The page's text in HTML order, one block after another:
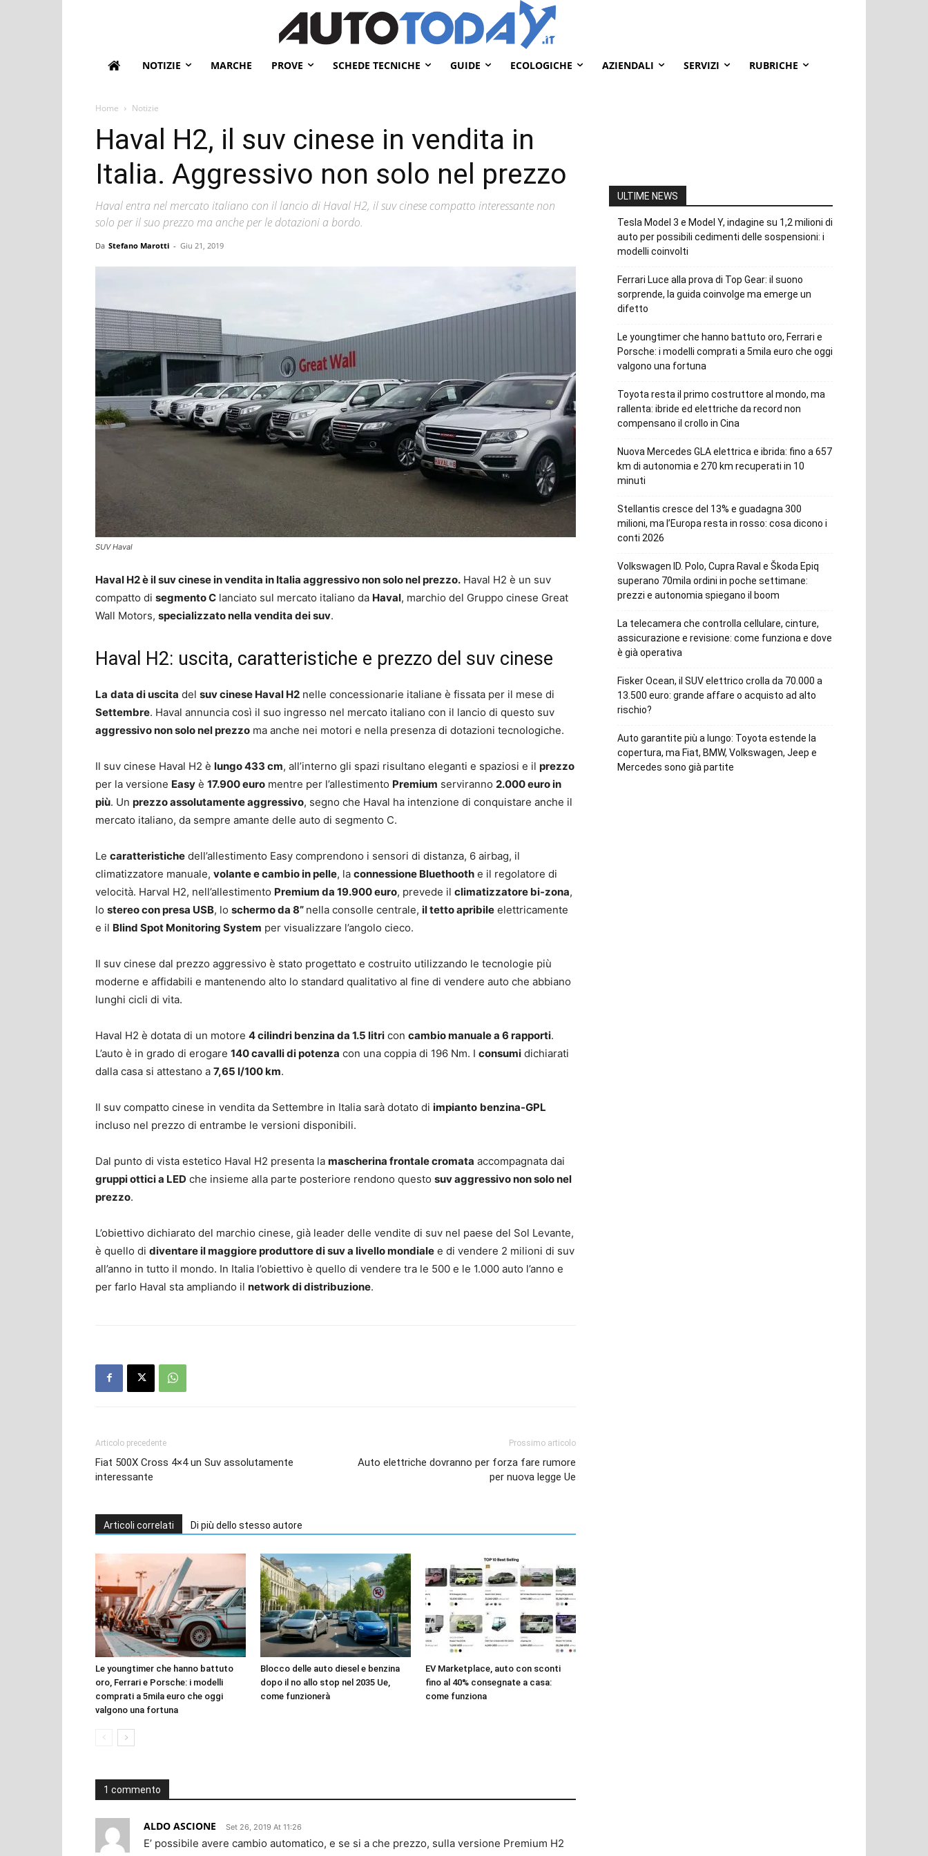
NOTIZIE MARCHE PROVE SCHEDE TECNICHE GUIDE ECOLOGICHE AZIENDALI SERVIZI RUBRICHE
Home Notizie
Haval H2, il suv cinese in vendita in
Italia. Aggressivo non solo nel prezzo
Haval entra nel mercato italiano con il lancio di Haval H2, il suv cinese compatto interessante non
solo per il suo prezzo ma anche per le dotazioni a bordo.
Da Stefano Marotti - Giu 21, 2019
SUV Haval
Haval H2 è il suv cinese in vendita in Italia aggressivo non solo nel prezzo. Haval H2 è un suv
compatto di segmento C lanciato sul mercato italiano da Haval, marchio del Gruppo cinese Great
Wall Motors, specializzato nella vendita dei suv.
Haval H2: uscita, caratteristiche e prezzo del suv cinese
La data di uscita del suv cinese Haval H2 nelle concessionarie italiane è fissata per il mese di
Settembre. Haval annuncia così il suo ingresso nel mercato italiano con il lancio di questo suv
aggressivo non solo nel prezzo ma anche nei motori e nella presenza di dotazioni tecnologiche.
Il suv cinese Haval H2 è lungo 433 cm, all’interno gli spazi risultano eleganti e spaziosi e il prezzo
per la versione Easy è 17.900 euro mentre per l’allestimento Premium serviranno 2.000 euro in
più. Un prezzo assolutamente aggressivo, segno che Haval ha intenzione di conquistare anche il
mercato italiano, da sempre amante delle auto di segmento C.
Le caratteristiche dell’allestimento Easy comprendono i sensori di distanza, 6 airbag, il
climatizzatore manuale, volante e cambio in pelle, la connessione Bluethooth e il regolatore di
velocità. Harval H2, nell’allestimento Premium da 19.900 euro, prevede il climatizzatore bi-zona,
lo stereo con presa USB, lo schermo da 8” nella consolle centrale, il tetto apribile elettricamente
e il Blind Spot Monitoring System per visualizzare l’angolo cieco.
Il suv cinese dal prezzo aggressivo è stato progettato e costruito utilizzando le tecnologie più
moderne e affidabili e mantenendo alto lo standard qualitativo al fine di vendere auto che abbiano
lunghi cicli di vita.
Haval H2 è dotata di un motore 4 cilindri benzina da 1.5 litri con cambio manuale a 6 rapporti.
L’auto è in grado di erogare 140 cavalli di potenza con una coppia di 196 Nm. I consumi dichiarati
dalla casa si attestano a 7,65 l/100 km.
Il suv compatto cinese in vendita da Settembre in Italia sarà dotato di impianto benzina-GPL
incluso nel prezzo di entrambe le versioni disponibili.
Dal punto di vista estetico Haval H2 presenta la mascherina frontale cromata accompagnata dai
gruppi ottici a LED che insieme alla parte posteriore rendono questo suv aggressivo non solo nel
prezzo.
L’obiettivo dichiarato del marchio cinese, già leader delle vendite di suv nel paese del Sol Levante,
è quello di diventare il maggiore produttore di suv a livello mondiale e di vendere 2 milioni di suv
all’anno in tutto il mondo. In Italia l’obiettivo è quello di vendere tra le 500 e le 1.000 auto l’anno e
per farlo Haval sta ampliando il network di distribuzione.
Articolo precedente
Fiat 500X Cross 4×4 un Suv assolutamente
interessante
Prossimo articolo
Auto elettriche dovranno per forza fare rumore
per nuova legge Ue
Articoli correlati Di più dello stesso autore
Le youngtimer che hanno battuto
oro, Ferrari e Porsche: i modelli
comprati a 5mila euro che oggi
valgono una fortuna
Blocco delle auto diesel e benzina
dopo il no allo stop nel 2035 Ue,
come funzionerà
EV Marketplace, auto con sconti
fino al 40% consegnate a casa:
come funziona
1 commento
ALDO ASCIONE Set 26, 2019 At 11:26
E’ possibile avere cambio automatico, e se si a che prezzo, sulla versione Premium H2
ULTIME NEWS
Tesla Model 3 e Model Y, indagine su 1,2 milioni di
auto per possibili cedimenti delle sospensioni: i
modelli coinvolti
Ferrari Luce alla prova di Top Gear: il suono
sorprende, la guida coinvolge ma emerge un
difetto
Le youngtimer che hanno battuto oro, Ferrari e
Porsche: i modelli comprati a 5mila euro che oggi
valgono una fortuna
Toyota resta il primo costruttore al mondo, ma
rallenta: ibride ed elettriche da record non
compensano il crollo in Cina
Nuova Mercedes GLA elettrica e ibrida: fino a 657
km di autonomia e 270 km recuperati in 10
minuti
Stellantis cresce del 13% e guadagna 300
milioni, ma l’Europa resta in rosso: cosa dicono i
conti 2026
Volkswagen ID. Polo, Cupra Raval e Škoda Epiq
superano 70mila ordini in poche settimane:
prezzi e autonomia spiegano il boom
La telecamera che controlla cellulare, cinture,
assicurazione e revisione: come funziona e dove
è già operativa
Fisker Ocean, il SUV elettrico crolla da 70.000 a
13.500 euro: grande affare o acquisto ad alto
rischio?
Auto garantite più a lungo: Toyota estende la
copertura, ma Fiat, BMW, Volkswagen, Jeep e
Mercedes sono già partite